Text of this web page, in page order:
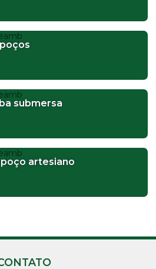
submersa
artesiano